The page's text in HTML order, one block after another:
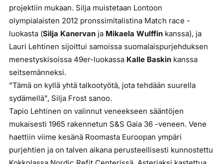
projektiin mukaan. Silja muistetaan Lontoon
olympialaisten 2012 pronssimitalistina Match race -
luokasta (Silja Kanervanja Mikaela Wulffinkanssa), ja
Lauri Lehtinen sijoittui samoissa suomalaispurjehduksen
menestyskisoissa 49er-luokassaKalle Baskinkanssa
seitsemänneksi.
”Tämä on kyllä yhtä talkootyötä, jota tehdään suurella
sydämellä”, Silja Frost sanoo.
Tapio Lehtinen on valinnut veneekseen sääntöjen
mukaisesti 1965 rakennetun S&S Gaia 36 -veneen. Vene
haettiin viime kesänä Roomasta Euroopan ympäri
purjehtien ja on talven aikana perusteellisesti kunnostettu